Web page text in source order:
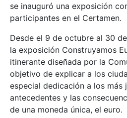
se inauguró una exposición
participantes en el Certamen.
Desde el 9 de octubre al 30
la exposición Construyamos
itinerante diseñada por la
objetivo de explicar a los
especial dedicación a los más
antecedentes y las
de una moneda única, el euro.